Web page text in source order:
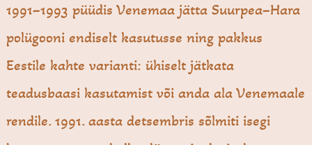
1991–1993 püüdis Venemaa jätta Suurpea–Hara
polügooni endiselt kasutusse ning pakkus
Eestile kahte varianti: ühiselt jätkata
teadusbaasi kasutamist või anda ala Venemaale
rendile. 1991. aasta detsembris sõlmiti isegi